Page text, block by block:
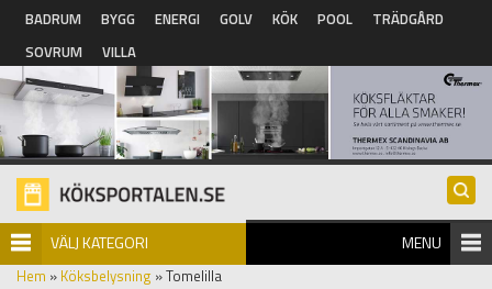
Hoppa till huvudinnehåll
BADRUM BYGG ENERGI GOLV KÖK POOL
TRÄDGÅRD
SOVRUM
VILLA
VÄLJ KATEGORI MENU
Hem » Köksbelysning » Tomelilla